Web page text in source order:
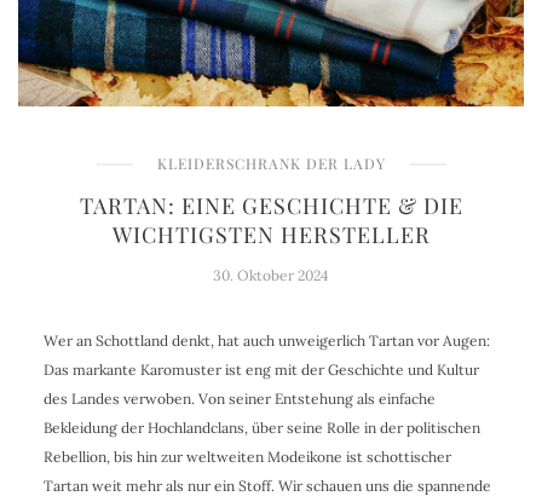
KLEIDERSCHRANK DER LADY
TARTAN: EINE GESCHICHTE & DIE
WICHTIGSTEN HERSTELLER
30. Oktober 2024
Wer an Schottland denkt, hat auch unweigerlich Tartan vor Augen:
Das markante Karomuster ist eng mit der Geschichte und Kultur
des Landes verwoben. Von seiner Entstehung als einfache
Bekleidung der Hochlandclans, über seine Rolle in der politischen
Rebellion, bis hin zur weltweiten Modeikone ist schottischer
Tartan weit mehr als nur ein Stoff. Wir schauen uns die spannende